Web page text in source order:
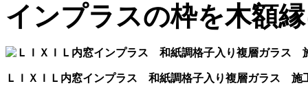
インプラスの枠を木額
ＬＩＸＩＬ内窓インプラス 和紙調格子入り複層ガラス